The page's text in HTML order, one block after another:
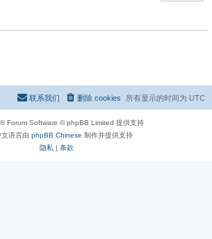
所有显示的时间为 UTC
删除 cookies
联系我们
® Forum Software © phpBB Limited 提供支持
语言由 phpBB Chinese 制作并提供支持
隐私 | 条款